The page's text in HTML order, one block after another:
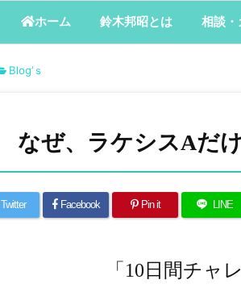
ホーム 鈴木邦昭とは 相談・
Blog’ｓ
なぜ、ラケシスAだ
Twitter Facebook Pin it LINE
「10日間チャ